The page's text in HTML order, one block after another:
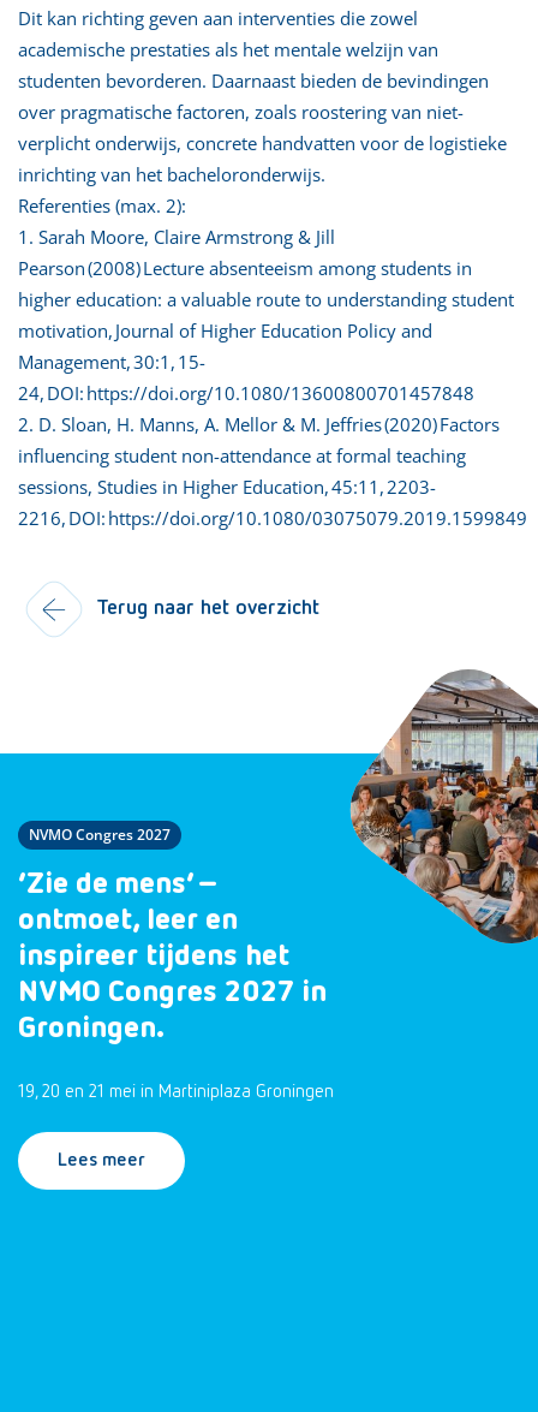
Dit kan richting geven aan interventies die zowel
academische prestaties als het mentale welzijn van
studenten bevorderen. Daarnaast bieden de bevindingen
over pragmatische factoren, zoals roostering van niet-
verplicht onderwijs, concrete handvatten voor de logistieke
inrichting van het bacheloronderwijs.
Referenties (max. 2):
1. Sarah Moore, Claire Armstrong & Jill
Pearson (2008) Lecture absenteeism among students in
higher education: a valuable route to understanding student
motivation, Journal of Higher Education Policy and
Management, 30:1, 15-
24, DOI: https://doi.org/10.1080/13600800701457848
2. D. Sloan, H. Manns, A. Mellor & M. Jeffries (2020) Factors
influencing student non-attendance at formal teaching
sessions, Studies in Higher Education, 45:11, 2203-
2216, DOI: https://doi.org/10.1080/03075079.2019.1599849
Terug naar het overzicht
NVMO Congres 2027
‘Zie de mens’ –
ontmoet, leer en
inspireer tijdens het
NVMO Congres 2027 in
Groningen.
19, 20 en 21 mei in Martiniplaza Groningen
Lees meer